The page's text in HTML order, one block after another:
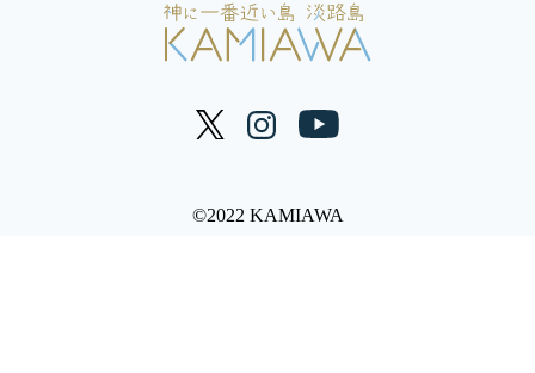
©2022 KAMIAWA